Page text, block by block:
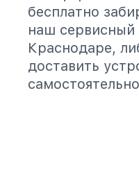
бесплатно
наш сервисный
Краснодаре,
доставить
самостоятельно